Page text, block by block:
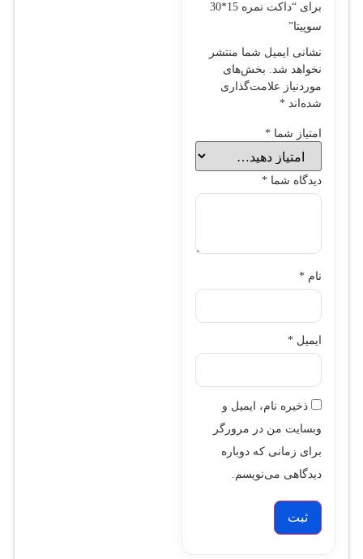
برای “داکت نمره 15*30
سوپيتا”
نشانی ایمیل شما منتشر
نخواهد شد. بخش‌های
موردنیاز علامت‌گذاری
شده‌اند *
امتیاز شما *
دیدگاه شما *
نام *
ایمیل *
ذخیره نام، ایمیل و
وبسایت من در مرورگر
برای زمانی که دوباره
دیدگاهی می‌نویسم.